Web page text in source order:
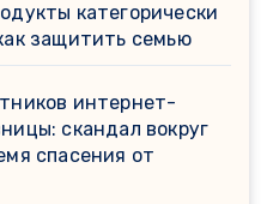
категорически
защитить семью
интернет-
скандал вокруг
спасения от